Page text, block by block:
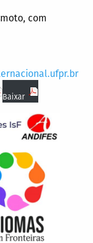
com
Baixar